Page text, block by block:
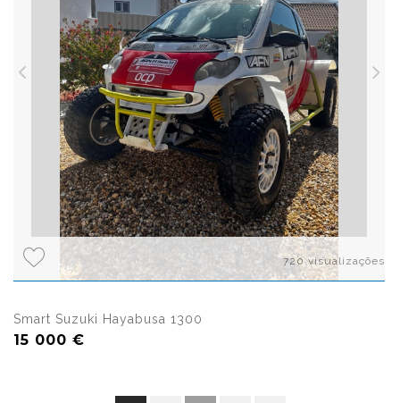
720 visualizações
Smart Suzuki Hayabusa 1300
15 000 €